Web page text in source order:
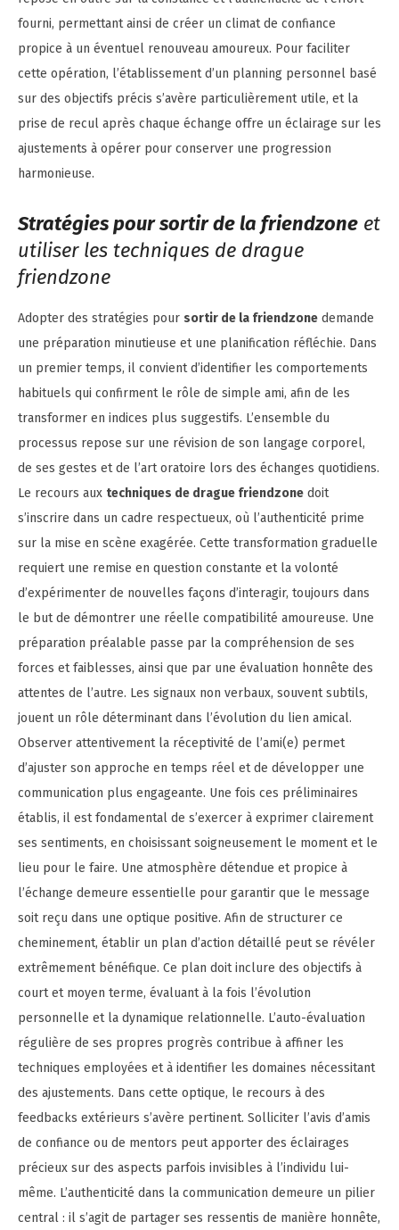
fourni, permettant ainsi de créer un climat de confiance
propice à un éventuel renouveau amoureux. Pour faciliter
cette opération, l’établissement d’un planning personnel basé
sur des objectifs précis s’avère particulièrement utile, et la
prise de recul après chaque échange offre un éclairage sur les
ajustements à opérer pour conserver une progression
harmonieuse.
Stratégies pour sortir de la friendzone et
utiliser les techniques de drague
friendzone
Adopter des stratégies pour sortir de la friendzone demande
une préparation minutieuse et une planification réfléchie. Dans
un premier temps, il convient d’identifier les comportements
habituels qui confirment le rôle de simple ami, afin de les
transformer en indices plus suggestifs. L’ensemble du
processus repose sur une révision de son langage corporel,
de ses gestes et de l’art oratoire lors des échanges quotidiens.
Le recours aux techniques de drague friendzone doit
s’inscrire dans un cadre respectueux, où l’authenticité prime
sur la mise en scène exagérée. Cette transformation graduelle
requiert une remise en question constante et la volonté
d’expérimenter de nouvelles façons d’interagir, toujours dans
le but de démontrer une réelle compatibilité amoureuse. Une
préparation préalable passe par la compréhension de ses
forces et faiblesses, ainsi que par une évaluation honnête des
attentes de l’autre. Les signaux non verbaux, souvent subtils,
jouent un rôle déterminant dans l’évolution du lien amical.
Observer attentivement la réceptivité de l’ami(e) permet
d’ajuster son approche en temps réel et de développer une
communication plus engageante. Une fois ces préliminaires
établis, il est fondamental de s’exercer à exprimer clairement
ses sentiments, en choisissant soigneusement le moment et le
lieu pour le faire. Une atmosphère détendue et propice à
l’échange demeure essentielle pour garantir que le message
soit reçu dans une optique positive. Afin de structurer ce
cheminement, établir un plan d’action détaillé peut se révéler
extrêmement bénéfique. Ce plan doit inclure des objectifs à
court et moyen terme, évaluant à la fois l’évolution
personnelle et la dynamique relationnelle. L’auto-évaluation
régulière de ses propres progrès contribue à affiner les
techniques employées et à identifier les domaines nécessitant
des ajustements. Dans cette optique, le recours à des
feedbacks extérieurs s’avère pertinent. Solliciter l’avis d’amis
de confiance ou de mentors peut apporter des éclairages
précieux sur des aspects parfois invisibles à l’individu lui-
même. L’authenticité dans la communication demeure un pilier
central : il s’agit de partager ses ressentis de manière honnête,